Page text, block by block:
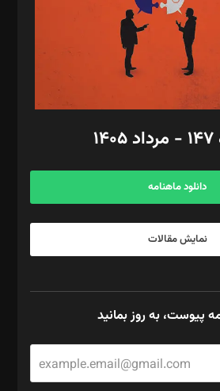
مانی لطفی زاده
ثابت
کاظمی‌نیا
دانلود ماهنامه
نمایش مقالات
پیوست، به روز بمانید